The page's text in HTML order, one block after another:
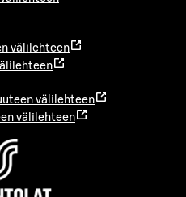
välilehteen
välilehteen
välilehteen